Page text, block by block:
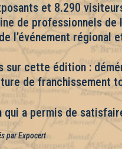
et 8.290
de professionnels de
l’événement régional
sur cette édition :
de franchissement
qui a permis de
par Expocert